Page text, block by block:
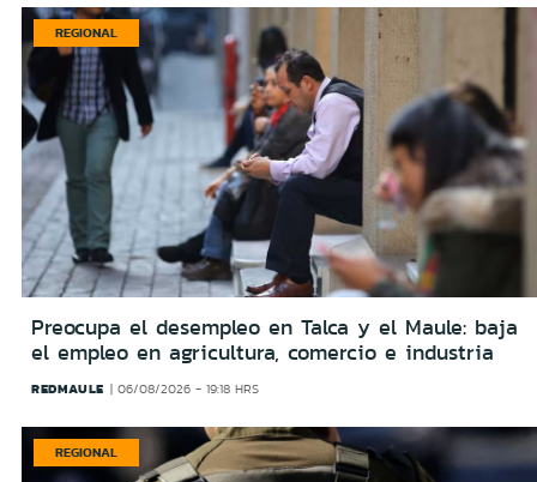
REGIONAL
Preocupa el desempleo en Talca y el Maule: baja
el empleo en agricultura, comercio e industria
REDMAULE 06/08/2026 - 19:18 HRS
REGIONAL